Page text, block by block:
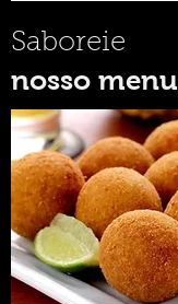
Saboreie
nosso menu